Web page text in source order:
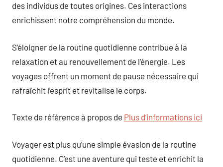
des individus de toutes origines. Ces interactions
enrichissent notre compréhension du monde.
S’éloigner de la routine quotidienne contribue à la
relaxation et au renouvellement de l’énergie. Les
voyages offrent un moment de pause nécessaire qui
rafraîchit l’esprit et revitalise le corps.
Texte de référence à propos de Plus d’informations ici
Voyager est plus qu’une simple évasion de la routine
quotidienne. C’est une aventure qui teste et enrichit la